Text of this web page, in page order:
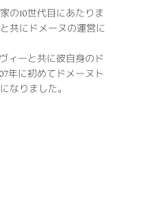
の10世代目にあたりま
共にドメーヌの運営に
ィーと共に彼自身のド
年に初めてドメーヌト
なりました。